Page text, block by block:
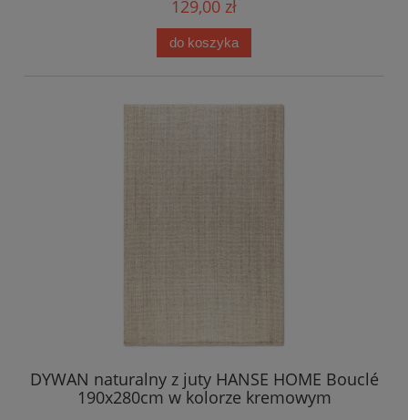
129,00 zł
do koszyka
DYWAN naturalny z juty HANSE HOME Bouclé
190x280cm w kolorze kremowym